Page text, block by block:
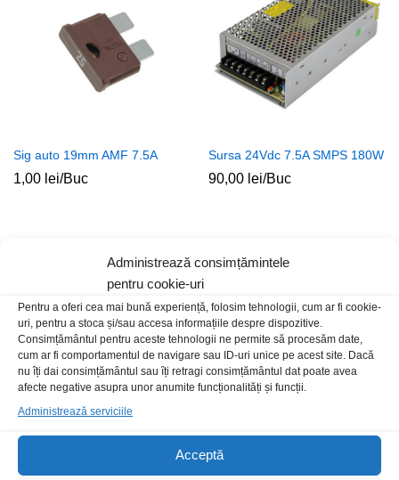
Administrează consimțămintele
pentru cookie-uri
Pentru a oferi cea mai bună experiență, folosim tehnologii, cum ar fi cookie-
uri, pentru a stoca și/sau accesa informațiile despre dispozitive.
Consimțământul pentru aceste tehnologii ne permite să procesăm date,
cum ar fi comportamentul de navigare sau ID-uri unice pe acest site. Dacă
nu îți dai consimțământul sau îți retragi consimțământul dat poate avea
afecte negative asupra unor anumite funcționalități și funcții.
Administrează serviciile
Acceptă
Sig auto 19mm AMF 7.5A
1,00 lei/Buc
Sursa 24Vdc 7.5A SMPS 180W
90,00 lei/Buc
Livrare rapida
Plata securizata